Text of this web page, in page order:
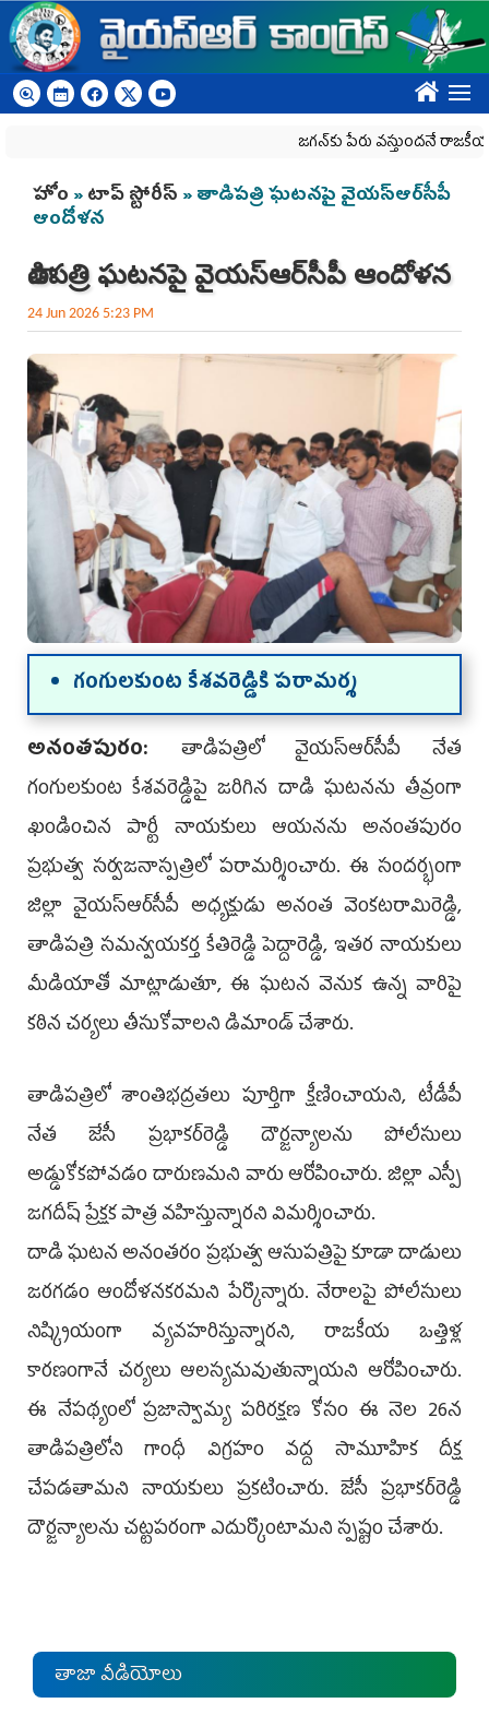
Skip to main content
????
జగన్‌కు పేరు వస్తుందనే రాజకీయ కక్షతో
You are here
హోం»టాప్ స్టోరీస్ » తాడిపత్రి ఘటనపై వైయ‌స్ఆర్‌సీపీ
ఆందోళన
తాడిపత్రి ఘటనపై వైయ‌స్ఆర్‌సీపీ ఆందోళన
24 Jun 2026 5:23 PM
గంగులకుంట కేశవరెడ్డికి పరామర్శ
అనంతపురం: తాడిపత్రిలో వైయ‌స్ఆర్‌సీపీ నేత
గంగులకుంట కేశవరెడ్డిపై జరిగిన దాడి ఘటనను తీవ్రంగా
ఖండించిన పార్టీ నాయకులు ఆయనను అనంతపురం
ప్రభుత్వ సర్వజనాస్పత్రిలో పరామర్శించారు. ఈ సందర్భంగా
జిల్లా వైయ‌స్ఆర్‌సీపీ అధ్యక్షుడు అనంత వెంకటరామిరెడ్డి,
తాడిపత్రి సమన్వయకర్త కేతిరెడ్డి పెద్దారెడ్డి, ఇతర నాయకులు
మీడియాతో మాట్లాడుతూ, ఈ ఘటన వెనుక ఉన్న వారిపై
కఠిన చర్యలు తీసుకోవాలని డిమాండ్ చేశారు.
తాడిపత్రిలో శాంతిభద్రతలు పూర్తిగా క్షీణించాయని, టీడీపీ
నేత జేసీ ప్రభాకర్‌రెడ్డి దౌర్జన్యాలను పోలీసులు
అడ్డుకోకపోవడం దారుణమని వారు ఆరోపించారు. జిల్లా ఎస్పీ
జగదీష్ ప్రేక్షక పాత్ర వహిస్తున్నారని విమర్శించారు.
దాడి ఘటన అనంతరం ప్రభుత్వ ఆసుపత్రిపై కూడా దాడులు
జరగడం ఆందోళనకరమని పేర్కొన్నారు. నేరాలపై పోలీసులు
నిష్క్రియంగా వ్యవహరిస్తున్నారని, రాజకీయ ఒత్తిళ్ల
కారణంగానే చర్యలు ఆలస్యమవుతున్నాయని ఆరోపించారు.
ఈ నేపథ్యంలో ప్రజాస్వామ్య పరిరక్షణ కోసం ఈ నెల 26న
తాడిపత్రిలోని గాంధీ విగ్రహం వద్ద సామూహిక దీక్ష
చేపడతామని నాయకులు ప్రకటించారు. జేసీ ప్రభాకర్‌రెడ్డి
దౌర్జన్యాలను చట్టపరంగా ఎదుర్కొంటామని స్పష్టం చేశారు.
తాజా వీడియోలు